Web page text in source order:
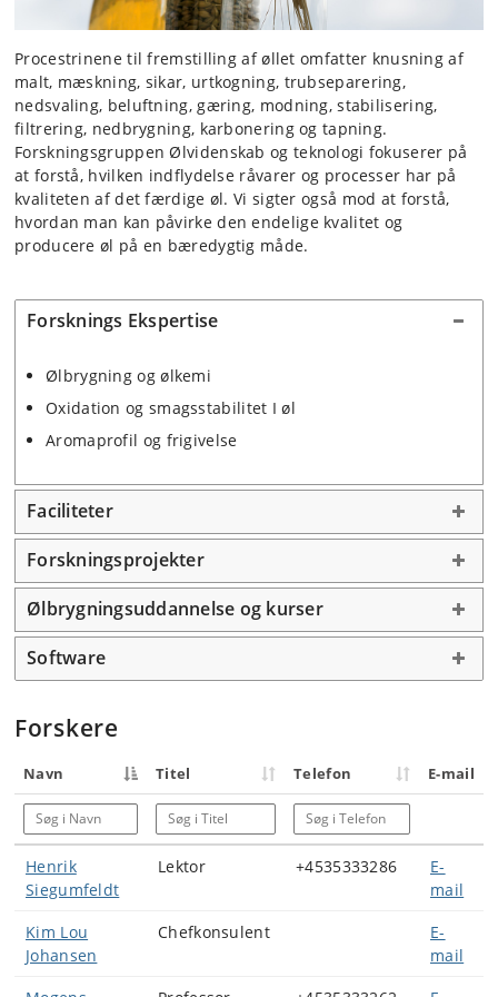
Procestrinene til fremstilling af øllet omfatter knusning af
malt, mæskning, sikar, urtkogning, trubseparering,
nedsvaling, beluftning, gæring, modning, stabilisering,
filtrering, nedbrygning, karbonering og tapning.
Forskningsgruppen Ølvidenskab og teknologi fokuserer på
at forstå, hvilken indflydelse råvarer og processer har på
kvaliteten af ​​det færdige øl. Vi sigter også mod at forstå,
hvordan man kan påvirke den endelige kvalitet og
producere øl på en bæredygtig måde.
Forsknings Ekspertise
Ølbrygning og ølkemi
Oxidation og smagsstabilitet I øl
Aromaprofil og frigivelse
Faciliteter
Forskningsprojekter
Ølbrygningsuddannelse og kurser
Software
Forskere
Navn Titel Telefon E-mail
Søg i Navn Søg i Titel Søg i Telefon
Henrik
Siegumfeldt
Lektor +4535333286
E-
mail
Kim Lou
Johansen
Chefkonsulent
E-
mail